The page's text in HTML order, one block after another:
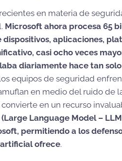
en materia de
Microsoft ahora procesa 65
dispositivos, aplicaciones,
casi ocho veces
diariamente hace tan solo
equipos de seguridad
en medio del ruido de
convierte en un recurso
Language Model –
permitiendo a los
ofrece.